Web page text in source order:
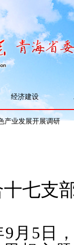
经济建设
产业发展开展调研
七支
9月5日